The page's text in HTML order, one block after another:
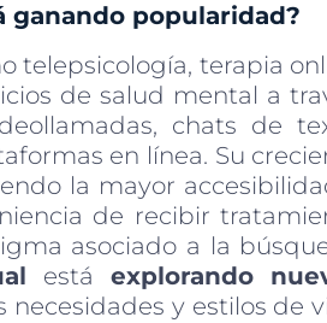
ganando popularidad?
telepsicología, terapia
de salud mental a
chats de
en línea. Su
la mayor
de recibir
asociado a la
está explorando
y estilos de